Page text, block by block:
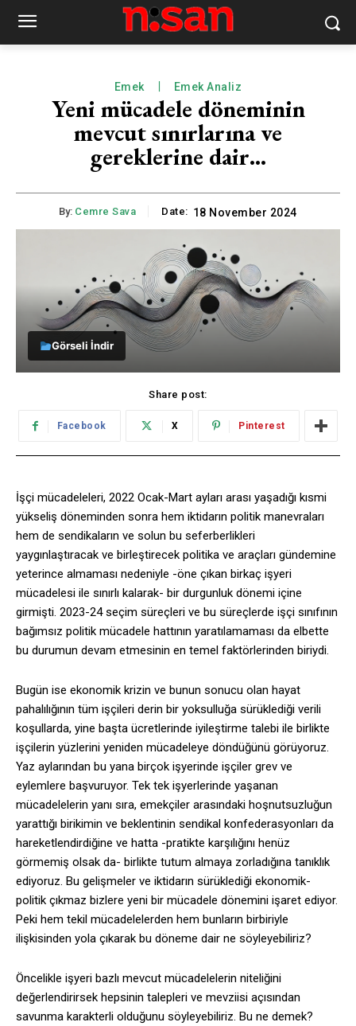
Emek Emek Analiz
Yeni mücadele döneminin
mevcut sınırlarına ve
gereklerine dair…
By: Cemre Sava Date: 18 November 2024
Görseli İndir
Share post:
Facebook X Pinterest
İşçi mücadeleleri, 2022 Ocak-Mart ayları arası yaşadığı kısmi
yükseliş döneminden sonra hem iktidarın politik manevraları
hem de sendikaların ve solun bu seferberlikleri
yaygınlaştıracak ve birleştirecek politika ve araçları gündemine
yeterince almaması nedeniyle -öne çıkan birkaç işyeri
mücadelesi ile sınırlı kalarak- bir durgunluk dönemi içine
girmişti. 2023-24 seçim süreçleri ve bu süreçlerde işçi sınıfının
bağımsız politik mücadele hattının yaratılamaması da elbette
bu durumun devam etmesinin en temel faktörlerinden biriydi.
Bugün ise ekonomik krizin ve bunun sonucu olan hayat
pahalılığının tüm işçileri derin bir yoksulluğa sürüklediği verili
koşullarda, yine başta ücretlerinde iyileştirme talebi ile birlikte
işçilerin yüzlerini yeniden mücadeleye döndüğünü görüyoruz.
Yaz aylarından bu yana birçok işyerinde işçiler grev ve
eylemlere başvuruyor. Tek tek işyerlerinde yaşanan
mücadelelerin yanı sıra, emekçiler arasındaki hoşnutsuzluğun
yarattığı birikimin ve beklentinin sendikal konfederasyonları da
hareketlendirdiğine ve hatta -pratikte karşılığını henüz
görmemiş olsak da- birlikte tutum almaya zorladığına tanıklık
ediyoruz. Bu gelişmeler ve iktidarın sürüklediği ekonomik-
politik çıkmaz bizlere yeni bir mücadele dönemini işaret ediyor.
Peki hem tekil mücadelelerden hem bunların birbiriyle
ilişkisinden yola çıkarak bu döneme dair ne söyleyebiliriz?
Öncelikle işyeri bazlı mevcut mücadelelerin niteliğini
değerlendirirsek hepsinin talepleri ve mevziisi açısından
savunma karakterli olduğunu söyleyebiliriz. Bu ne demek?